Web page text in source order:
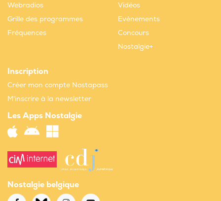
Webradios
Grille des programmes
Fréquences
Vidéos
Evènements
Concours
Nostalgie+
Inscription
Créer mon compte Nostapass
M'inscrire à la newsletter
Les Apps Nostalgie
Nostalgie belgique